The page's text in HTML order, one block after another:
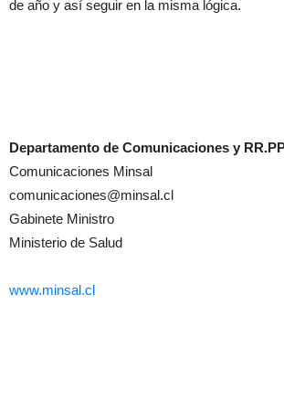
de año y así seguir en la misma lógica.
Departamento de Comunicaciones y
Comunicaciones Minsal
comunicaciones@minsal.cl
Gabinete Ministro
Ministerio de Salud
www.minsal.cl